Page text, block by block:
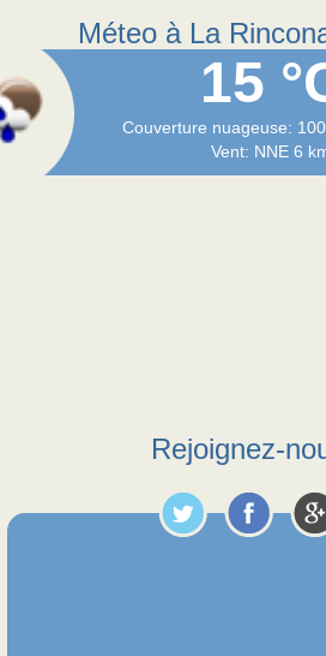
Méteo à La
15
Couverture nuageuse:
Vent: NNE 6
Rejoignez-